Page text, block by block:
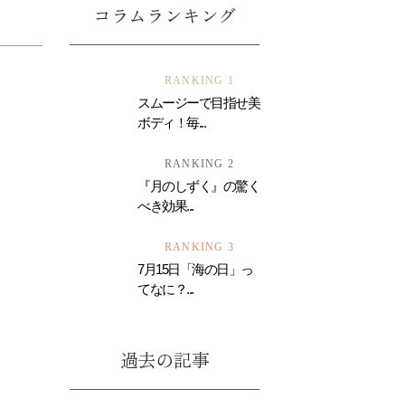
コラムランキング
RANKING 1
スムージーで目指せ美
ボディ！毎...
RANKING 2
『月のしずく』の驚く
べき効果...
RANKING 3
7月15日「海の日」っ
てなに？...
過去の記事